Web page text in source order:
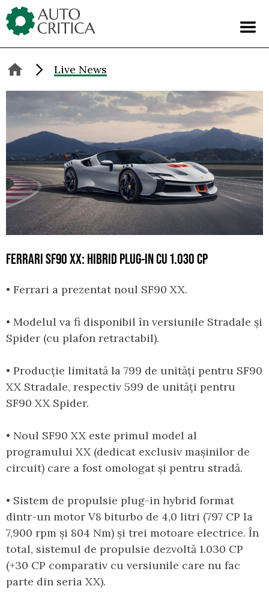
Skip
to
content
Live News
FERRARI SF90 XX: HIBRID PLUG-IN CU 1.030 CP
• Ferrari a prezentat noul SF90 XX.
• Modelul va fi disponibil în versiunile Stradale și
Spider (cu plafon retractabil).
• Producție limitată la 799 de unități pentru SF90
XX Stradale, respectiv 599 de unități pentru
SF90 XX Spider.
• Noul SF90 XX este primul model al
programului XX (dedicat exclusiv mașinilor de
circuit) care a fost omologat și pentru stradă.
• Sistem de propulsie plug-in hybrid format
dintr-un motor V8 biturbo de 4,0 litri (797 CP la
7,900 rpm și 804 Nm) și trei motoare electrice. În
total, sistemul de propulsie dezvoltă 1.030 CP
(+30 CP comparativ cu versiunile care nu fac
parte din seria XX).